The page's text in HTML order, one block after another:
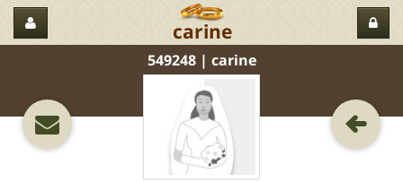
carine
carine‏ | 549248